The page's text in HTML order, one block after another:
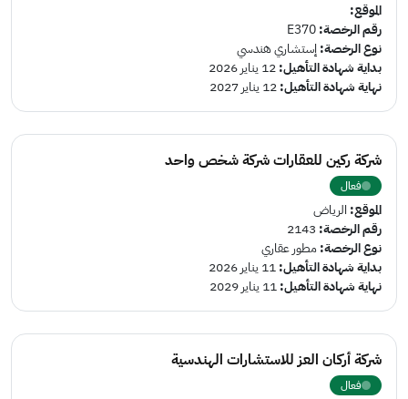
الموقع:
رقم الرخصة:E370
نوع الرخصة: إستشاري هندسي
بداية شهادة التأهيل:12 يناير 2026
نهاية شهادة التأهيل:12 يناير 2027
شركة ركين للعقارات شركة شخص واحد
فعال
الموقع: الرياض
رقم الرخصة: 2143
نوع الرخصة:مطور عقاري
بداية شهادة التأهيل:11 يناير 2026
نهاية شهادة التأهيل:11 يناير 2029
شركة أركان العز للاستشارات الهندسية
فعال